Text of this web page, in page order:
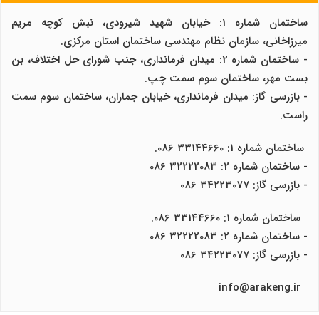
ساختمان شماره 1: خیابان شهید شیرودی، نبش کوچه مریم
میرزاخانی، سازمان نظام مهندسی ساختمان استان مرکزی.
- ساختمان شماره 2: میدان فرمانداری، جنب شورای حل اختلاف، بن
بست مهر، ساختمان سوم سمت چپ.
- بازرسی گاز: میدان فرمانداری، خیابان جماران، ساختمان سوم سمت
راست.
ساختمان شماره 1: 33144660 086.
- ساختمان شماره 2: 32222083 086
- بازرسی گاز: 34223077 086
ساختمان شماره 1: 33144660 086.
- ساختمان شماره 2: 32222083 086
- بازرسی گاز: 34223077 086